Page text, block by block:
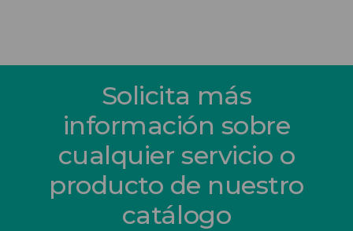
Solicita más
información sobre
cualquier servicio o
producto de nuestro
catálogo